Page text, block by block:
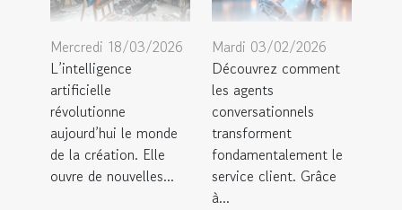
Mercredi 18/03/2026
L’intelligence
artificielle
révolutionne
aujourd’hui le monde
de la création. Elle
ouvre de nouvelles...
Mardi 03/02/2026
Découvrez comment
les agents
conversationnels
transforment
fondamentalement le
service client. Grâce
à...